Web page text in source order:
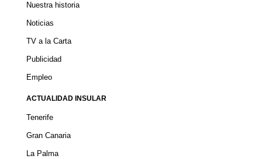
Nuestra historia
Noticias
TV a la Carta
Publicidad
Empleo
ACTUALIDAD INSULAR
Tenerife
Gran Canaria
La Palma